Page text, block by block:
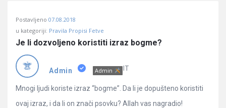
Postavljeno 07.08.2018
u kategoriji: Pravila Propisi Fetve
Je li dozvoljeno koristiti izraz bogme?
Admin Admin IT
Mnogi ljudi koriste izraz “bogme”. Da li je dopušteno koristiti
ovaj izraz, i da li on znači psovku? Allah vas nagradio!